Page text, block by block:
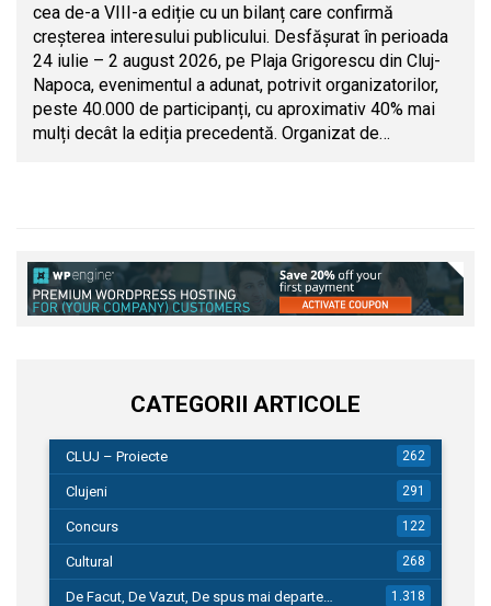
cea de-a VIII-a ediție cu un bilanț care confirmă
creșterea interesului publicului. Desfășurat în perioada
24 iulie – 2 august 2026, pe Plaja Grigorescu din Cluj-
Napoca, evenimentul a adunat, potrivit organizatorilor,
peste 40.000 de participanți, cu aproximativ 40% mai
mulți decât la ediția precedentă. Organizat de…
CATEGORII ARTICOLE
CLUJ – Proiecte 262
Clujeni 291
Concurs 122
Cultural 268
De Facut, De Vazut, De spus mai departe… 1.318